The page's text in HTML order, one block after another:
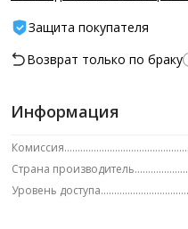
Защита покупателя
Возврат только по браку
Информация
Комиссия
Страна производитель
Уровень доступа